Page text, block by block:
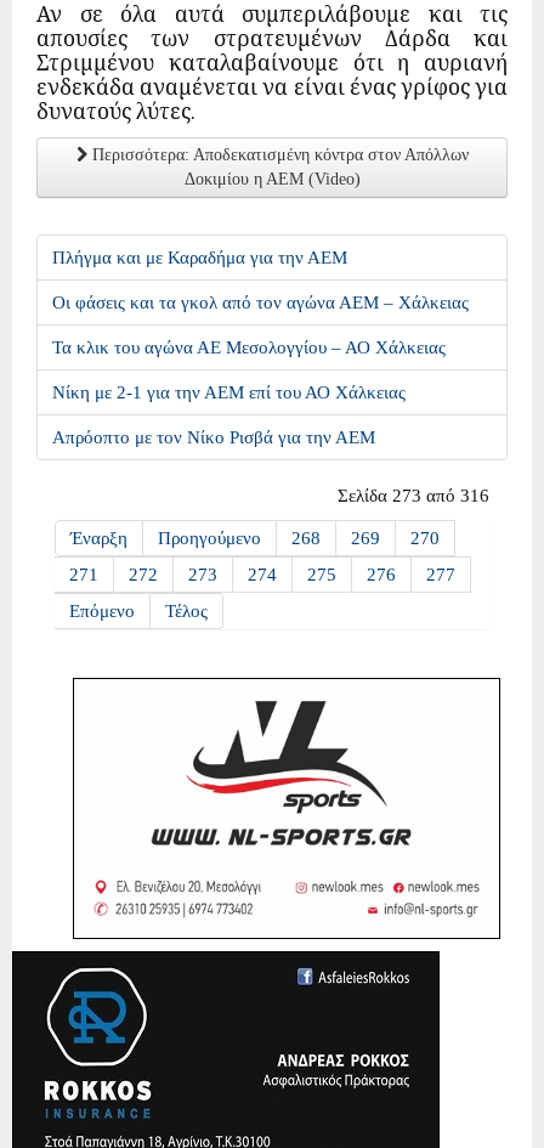
Αν σε όλα αυτά συμπεριλάβουμε και τις
απουσίες των στρατευμένων Δάρδα και
Στριμμένου καταλαβαίνουμε ότι η αυριανή
ενδεκάδα αναμένεται να είναι ένας γρίφος για
δυνατούς λύτες.
Περισσότερα: Αποδεκατισμένη κόντρα στον Απόλλων
Δοκιμίου η ΑΕΜ (Video)
Πλήγμα και με Καραδήμα για την ΑΕΜ
Οι φάσεις και τα γκολ από τον αγώνα ΑΕΜ – Χάλκειας
Τα κλικ του αγώνα ΑΕ Μεσολογγίου – ΑΟ Χάλκειας
Νίκη με 2-1 για την ΑΕΜ επί του ΑΟ Χάλκειας
Απρόοπτο με τον Νίκο Ρισβά για την ΑΕΜ
Σελίδα 273 από 316
Έναρξη Προηγούμενο 268 269
270
271
272 273 274 275 276
277
Επόμενο
Τέλος